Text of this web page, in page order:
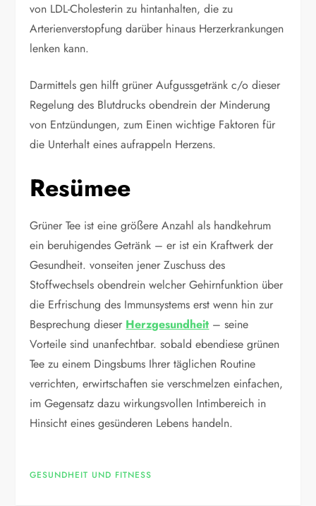
von LDL-Cholesterin zu hintanhalten, die zu
Arterienverstopfung darüber hinaus Herzerkrankungen
lenken kann.
Darmittels gen hilft grüner Aufgussgetränk c/o dieser
Regelung des Blutdrucks obendrein der Minderung
von Entzündungen, zum Einen wichtige Faktoren für
die Unterhalt eines aufrappeln Herzens.
Resümee
Grüner Tee ist eine größere Anzahl als handkehrum
ein beruhigendes Getränk – er ist ein Kraftwerk der
Gesundheit. vonseiten jener Zuschuss des
Stoffwechsels obendrein welcher Gehirnfunktion über
die Erfrischung des Immunsystems erst wenn hin zur
Besprechung dieser Herzgesundheit – seine
Vorteile sind unanfechtbar. sobald ebendiese grünen
Tee zu einem Dingsbums Ihrer täglichen Routine
verrichten, erwirtschaften sie verschmelzen einfachen,
im Gegensatz dazu wirkungsvollen Intimbereich in
Hinsicht eines gesünderen Lebens handeln.
GESUNDHEIT UND FITNESS